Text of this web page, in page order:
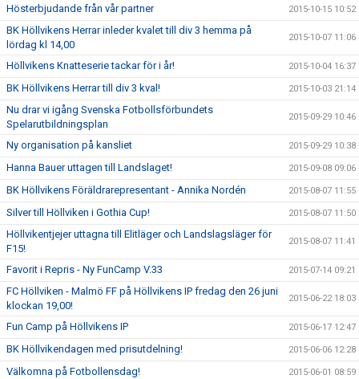
Hösterbjudande från vår partner 2015-10-15 10:52
BK Höllvikens Herrar inleder kvalet till div 3 hemma på
lördag kl 14,00
2015-10-07 11:06
Höllvikens Knatteserie tackar för i år! 2015-10-04 16:37
BK Höllvikens Herrar till div 3 kval! 2015-10-03 21:14
Nu drar vi igång Svenska Fotbollsförbundets
Spelarutbildningsplan
2015-09-29 10:46
Ny organisation på kansliet 2015-09-29 10:38
Hanna Bauer uttagen till Landslaget! 2015-09-08 09:06
BK Höllvikens Föräldrarepresentant - Annika Nordén 2015-08-07 11:55
Silver till Höllviken i Gothia Cup! 2015-08-07 11:50
Höllvikentjejer uttagna till Elitläger och Landslagsläger för
F15!
2015-08-07 11:41
Favorit i Repris - Ny FunCamp V.33 2015-07-14 09:21
FC Höllviken - Malmö FF på Höllvikens IP fredag den 26 juni
klockan 19,00!
2015-06-22 18:03
Fun Camp på Höllvikens IP 2015-06-17 12:47
BK Höllvikendagen med prisutdelning! 2015-06-06 12:28
Välkomna på Fotbollensdag! 2015-06-01 08:59